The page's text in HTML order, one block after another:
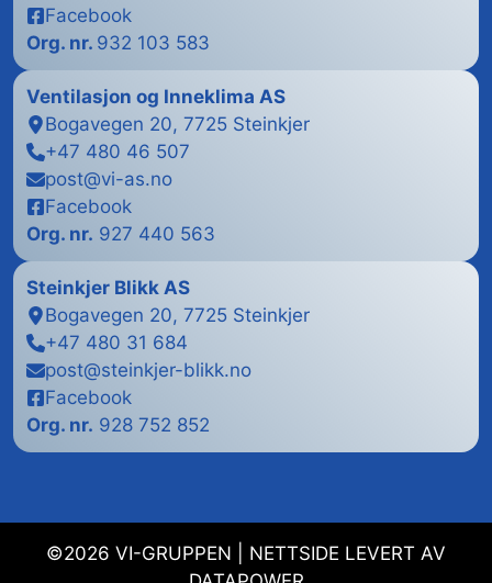
Facebook
Org. nr. 932 103 583
Ventilasjon og Inneklima AS
Bogavegen 20, 7725 Steinkjer
+47 480 46 507
post@vi-as.no
Facebook
Org. nr. 927 440 563
Steinkjer Blikk AS
Bogavegen 20, 7725 Steinkjer
+47 480 31 684
post@steinkjer-blikk.no
Facebook
Org. nr. 928 752 852
©2026 VI-GRUPPEN | NETTSIDE LEVERT AV